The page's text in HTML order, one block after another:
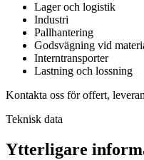
Lager och logistik
Industri
Pallhantering
Godsvägning vid
Interntransporter
Lastning och lossning
Kontakta oss för offert,
Teknisk data
Ytterligare